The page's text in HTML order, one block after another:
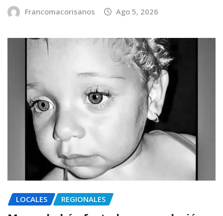
Francomacorisanos Ago 5, 2026
LOCALES REGIONALES